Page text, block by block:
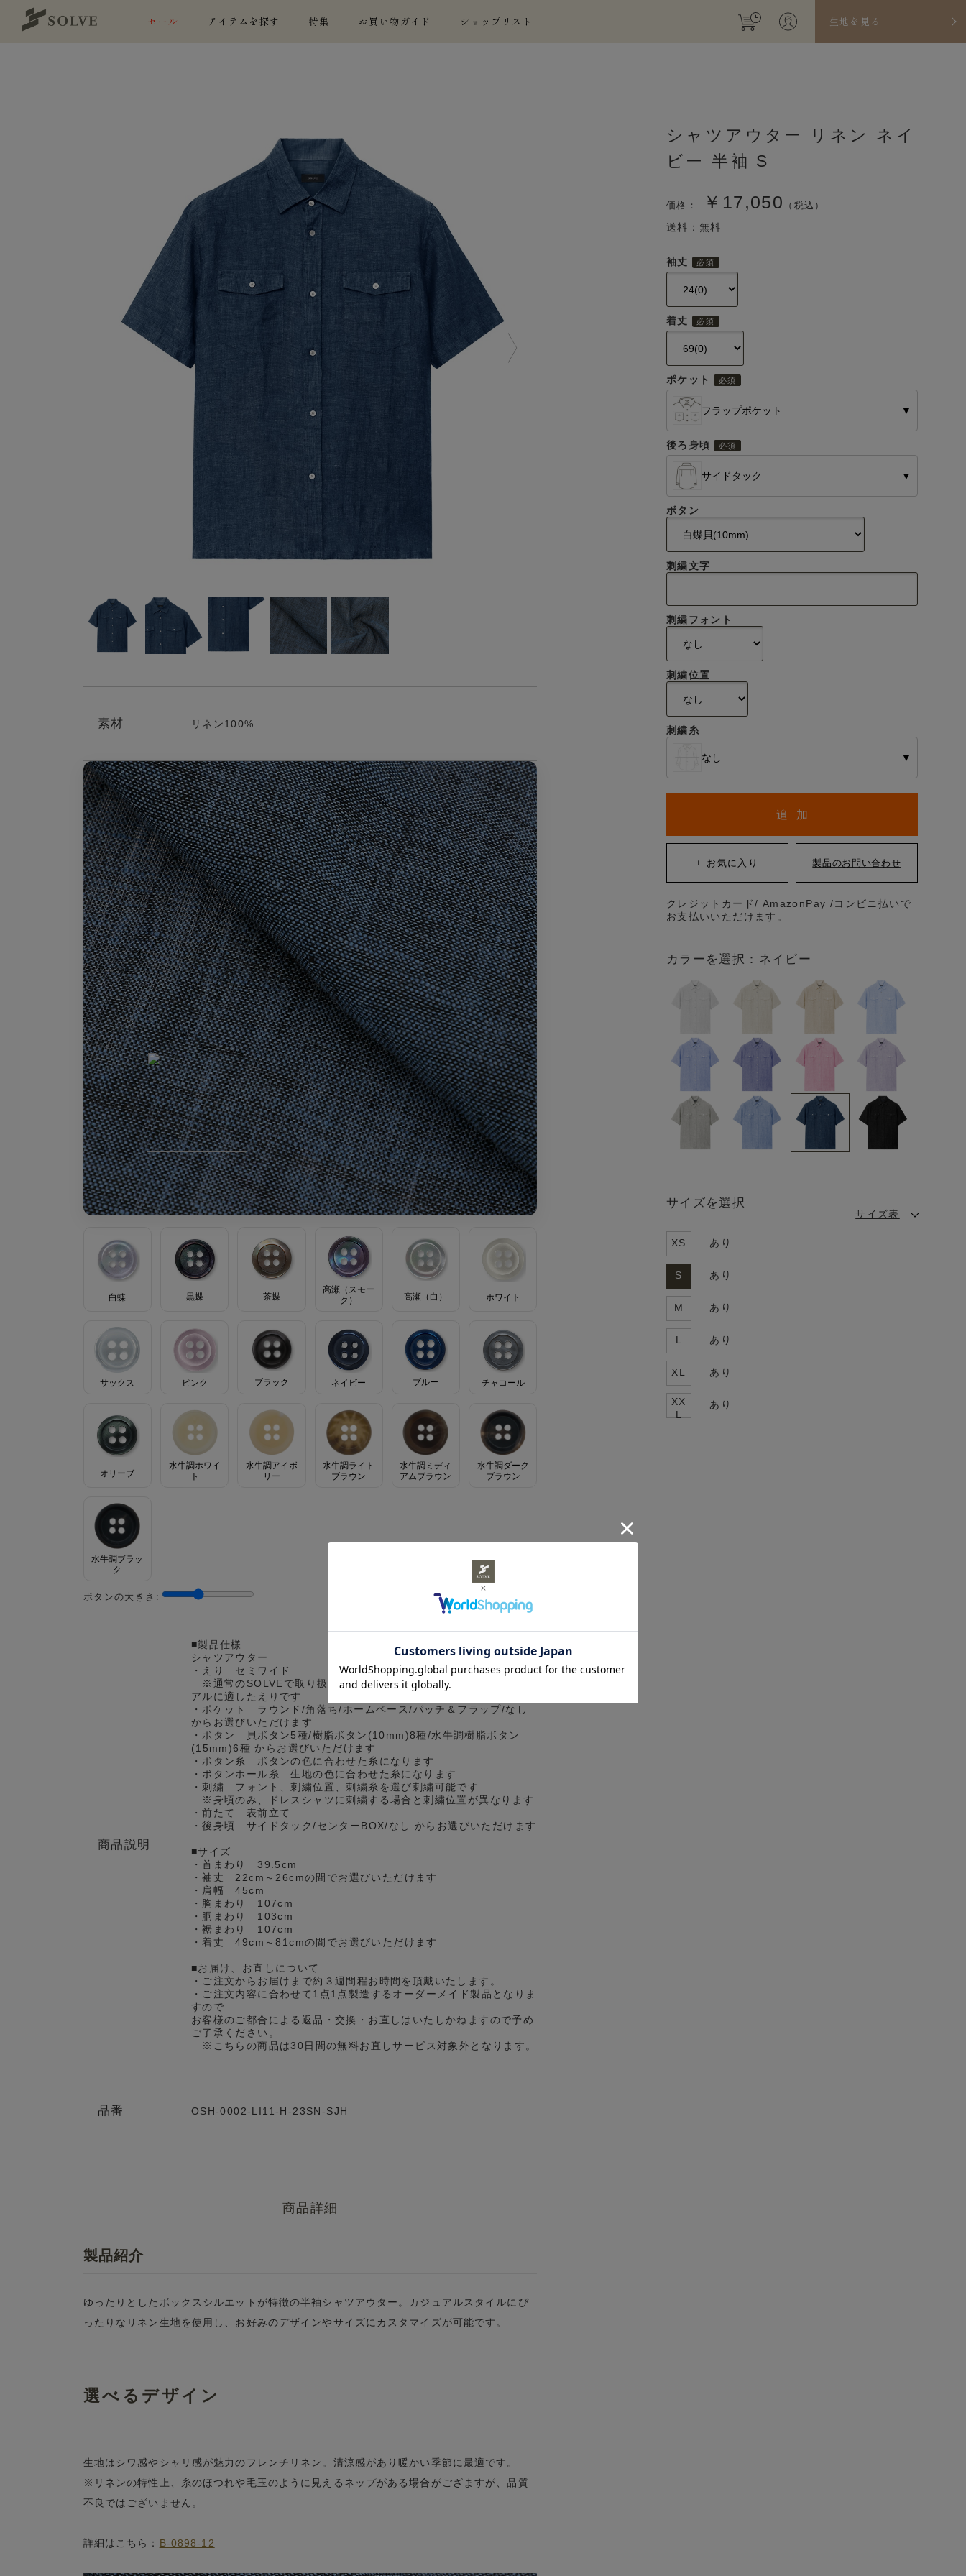
生地を見る
セール アイテムを探す 特集 お買い物ガイド ショップリスト
素材 リネン100%
白蝶 黒蝶 茶蝶
高瀬（スモー
ク）
高瀬（白） ホワイト
サックス ピンク ブラック ネイビー ブルー チャコール
オリーブ
水牛調ホワイ
ト
水牛調アイボ
リー
水牛調ライト
ブラウン
水牛調ミディ
アムブラウン
水牛調ダーク
ブラウン
水牛調ブラッ
ク
ボタンの大きさ:
商品説明
■製品仕様
シャツアウター
・えり セミワイド
※通常のSOLVEで取り扱っているセミワイドとは異なる、カジュ
アルに適したえりです
・ポケット ラウンド/角落ち/ホームベース/パッチ＆フラップ/なし
からお選びいただけます
・ボタン 貝ボタン5種/樹脂ボタン(10mm)8種/水牛調樹脂ボタン
(15mm)6種 からお選びいただけます
・ボタン糸 ボタンの色に合わせた糸になります
・ボタンホール糸 生地の色に合わせた糸になります
・刺繍 フォント、刺繍位置、刺繍糸を選び刺繍可能です
※身頃のみ、ドレスシャツに刺繍する場合と刺繍位置が異なります
・前たて 表前立て
・後身頃 サイドタック/センターBOX/なし からお選びいただけます
■サイズ
・首まわり 39.5cm
・袖丈 22cm～26cmの間でお選びいただけます
・肩幅 45cm
・胸まわり 107cm
・胴まわり 103cm
・裾まわり 107cm
・着丈 49cm～81cmの間でお選びいただけます
■お届け、お直しについて
・ご注文からお届けまで約３週間程お時間を頂戴いたします。
・ご注文内容に合わせて1点1点製造するオーダーメイド製品となりま
すので
お客様のご都合による返品・交換・お直しはいたしかねますので予め
ご了承ください。
※こちらの商品は30日間の無料お直しサービス対象外となります。
品番 OSH-0002-LI11-H-23SN-SJH
商品詳細
製品紹介
ゆったりとしたボックスシルエットが特徴の半袖シャツアウター。カジュアルスタイルにぴ
ったりなリネン生地を使用し、お好みのデザインやサイズにカスタマイズが可能です。
選べるデザイン
生地はシワ感やシャリ感が魅力のフレンチリネン。清涼感があり暖かい季節に最適です。
※リネンの特性上、糸のほつれや毛玉のように見えるネップがある場合がござますが、品質
不良ではございません。
詳細はこちら： B-0898-12
シャツアウター リネン ネイ
ビー 半袖 S
価格： ￥17,050 （税込）
送料：無料
袖丈
着丈
ポケット
フラップポケット ▼
後ろ身頃
サイドタック ▼
ボタン
刺繍文字
刺繍フォント
刺繍位置
刺繍糸
なし ▼
カラーを選択：ネイビー
サイズを選択
サイズ表
XS あり
S あり
M あり
L あり
XL あり
XX
L
あり
追 加
クレジットカード/ AmazonPay /コンビニ払いで
お支払いいただけます。